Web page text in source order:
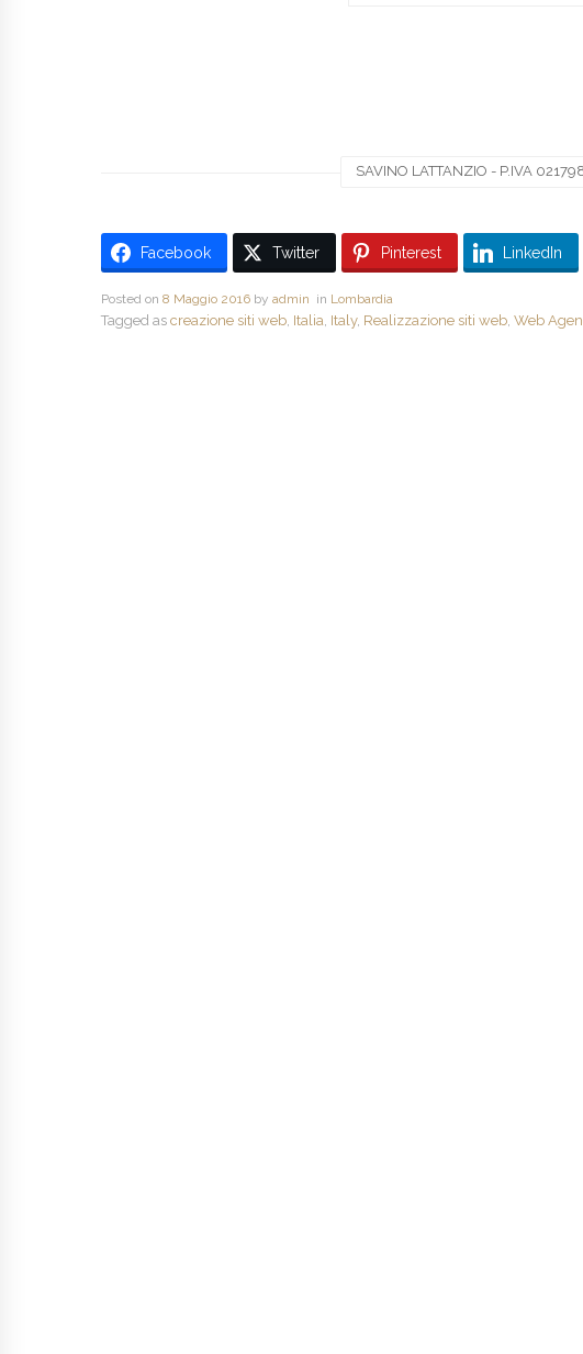
SAVINO LATTANZIO - P.IVA
Facebook Twitter Pinterest LinkedIn
Posted on 8 Maggio 2016 by admin in Lombardia
Tagged as creazione siti web Italia Italy, Realizzazione siti web Web